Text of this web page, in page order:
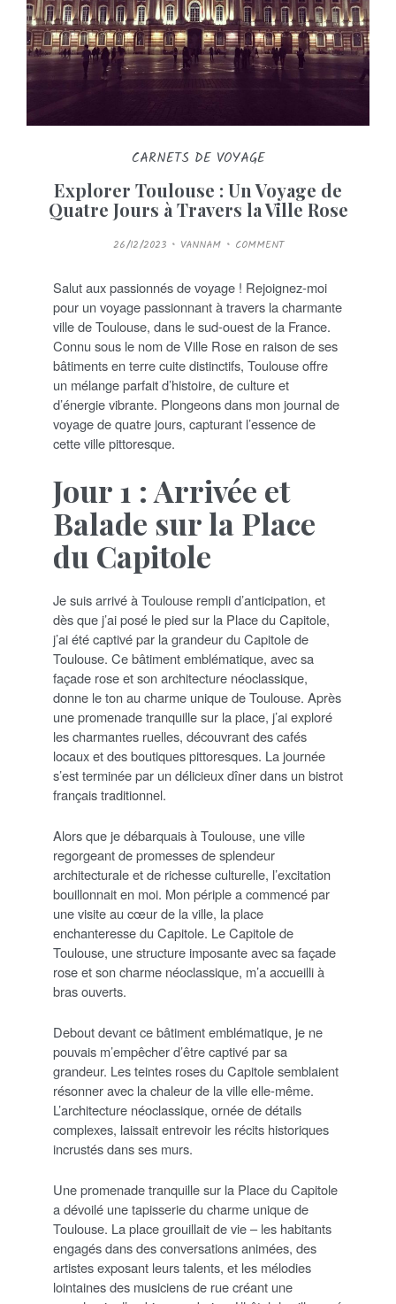
CARNETS DE VOYAGE
Explorer Toulouse : Un Voyage de
Quatre Jours à Travers la Ville Rose
P
O
E
D
O
N
26/12/2023 VANNAM COMMENT
Salut aux passionnés de voyage ! Rejoignez-moi
pour un voyage passionnant à travers la charmante
ville de Toulouse, dans le sud-ouest de la France.
Connu sous le nom de Ville Rose en raison de ses
bâtiments en terre cuite distinctifs, Toulouse offre
un mélange parfait d’histoire, de culture et
d’énergie vibrante. Plongeons dans mon journal de
voyage de quatre jours, capturant l’essence de
cette ville pittoresque.
Jour 1 : Arrivée et
Balade sur la Place
du Capitole
Je suis arrivé à Toulouse rempli d’anticipation, et
dès que j’ai posé le pied sur la Place du Capitole,
j’ai été captivé par la grandeur du Capitole de
Toulouse. Ce bâtiment emblématique, avec sa
façade rose et son architecture néoclassique,
donne le ton au charme unique de Toulouse. Après
une promenade tranquille sur la place, j’ai exploré
les charmantes ruelles, découvrant des cafés
locaux et des boutiques pittoresques. La journée
s’est terminée par un délicieux dîner dans un bistrot
français traditionnel.
Alors que je débarquais à Toulouse, une ville
regorgeant de promesses de splendeur
architecturale et de richesse culturelle, l’excitation
bouillonnait en moi. Mon périple a commencé par
une visite au cœur de la ville, la place
enchanteresse du Capitole. Le Capitole de
Toulouse, une structure imposante avec sa façade
rose et son charme néoclassique, m’a accueilli à
bras ouverts.
Debout devant ce bâtiment emblématique, je ne
pouvais m’empêcher d’être captivé par sa
grandeur. Les teintes roses du Capitole semblaient
résonner avec la chaleur de la ville elle-même.
L’architecture néoclassique, ornée de détails
complexes, laissait entrevoir les récits historiques
incrustés dans ses murs.
Une promenade tranquille sur la Place du Capitole
a dévoilé une tapisserie du charme unique de
Toulouse. La place grouillait de vie – les habitants
engagés dans des conversations animées, des
artistes exposant leurs talents, et les mélodies
lointaines des musiciens de rue créant une